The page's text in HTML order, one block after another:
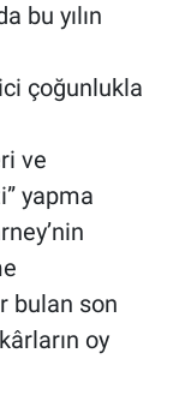
bu yılın
çoğunlukla
ve
yapma
bulan son
oy